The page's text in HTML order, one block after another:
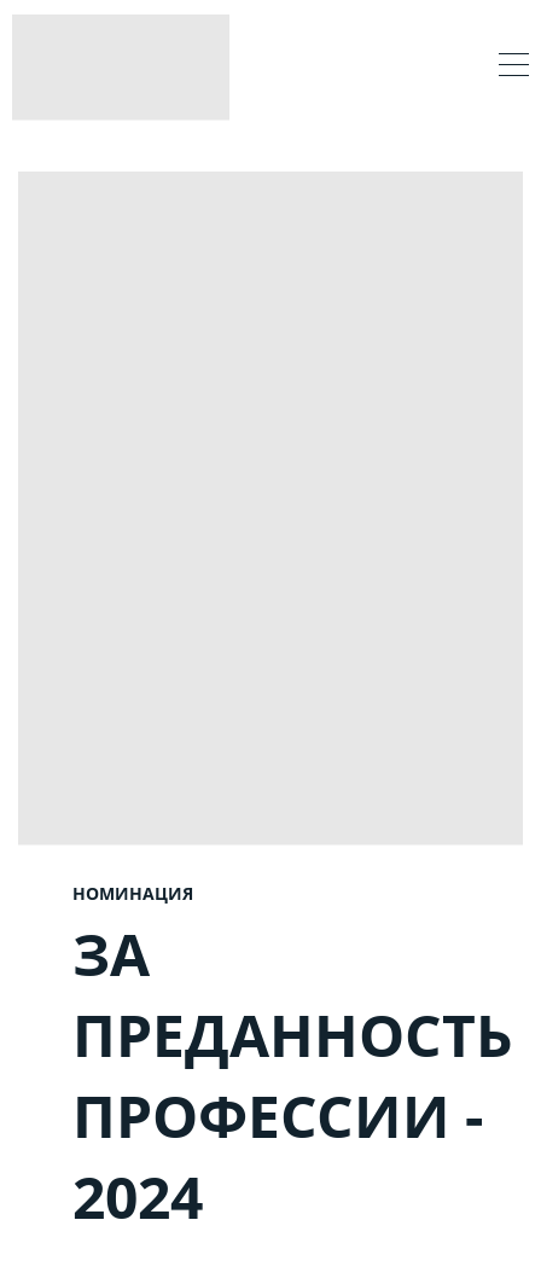
НОМИНАЦИЯ
ЗА
ПРЕДАННОСТЬ
ПРОФЕССИИ -
2024